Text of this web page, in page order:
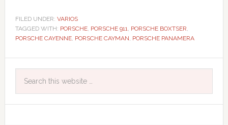
FILED UNDER: VARIOS
TAGGED WITH: PORSCHE, PORSCHE 911, PORSCHE BOXTSER,
PORSCHE CAYENNE, PORSCHE CAYMAN, PORSCHE PANAMERA